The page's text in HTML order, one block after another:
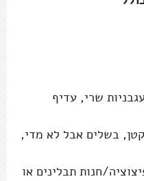
20 יחידות) עגבניות שרי, עדיף
או 2 אבוקדו קטן, בשלים אבל לא מדי,
חנות תבלינים או